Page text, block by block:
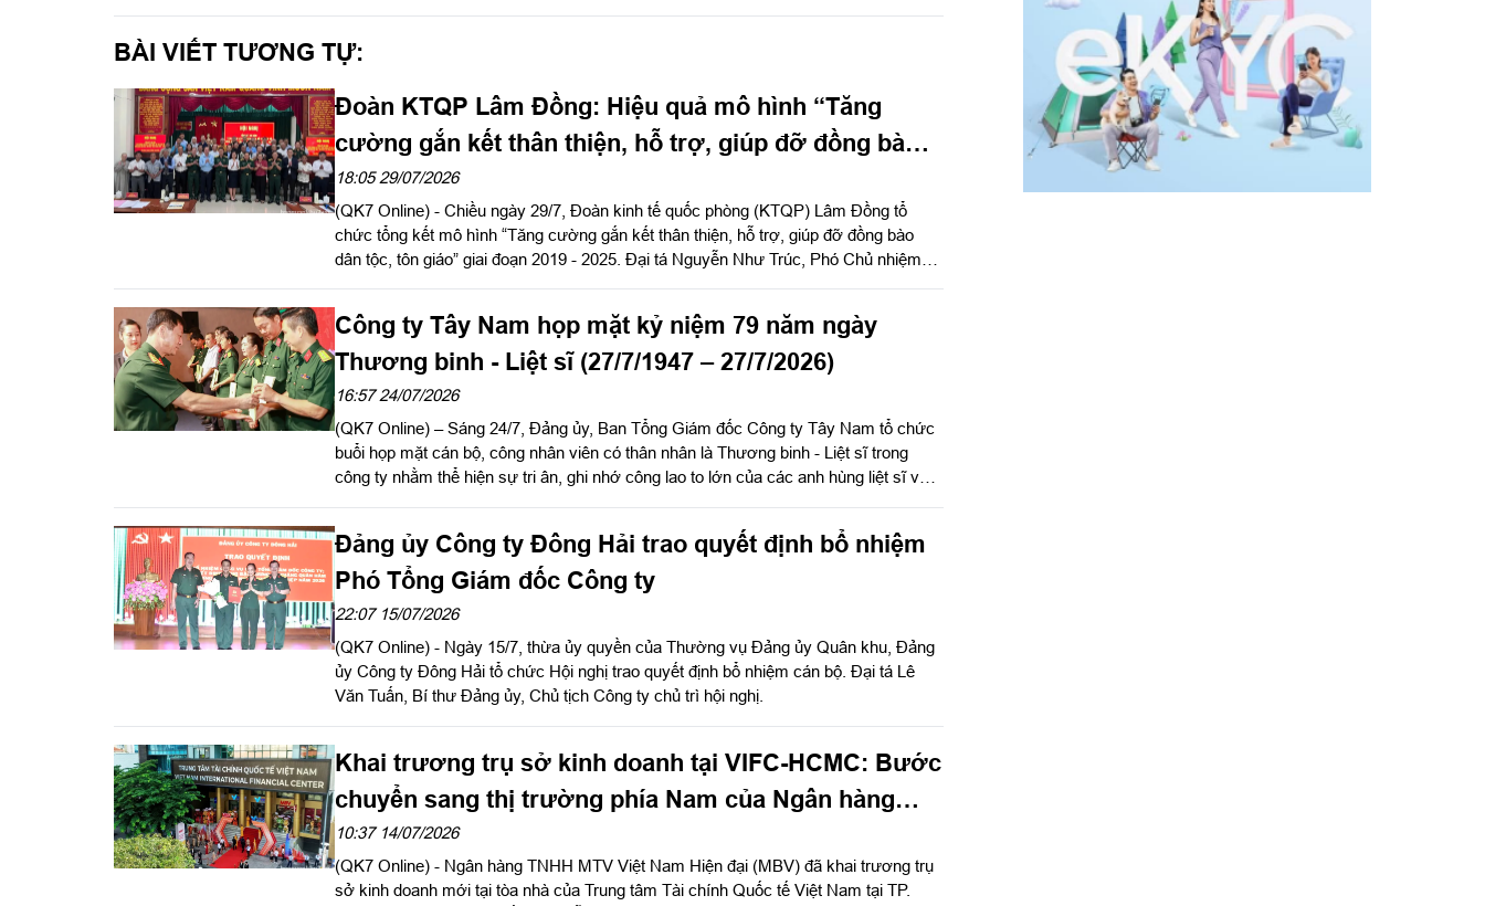
BÀI VIẾT TƯƠNG TỰ:
Đoàn KTQP Lâm Đồng: Hiệu quả mô hình “Tăng
cường gắn kết thân thiện, hỗ trợ, giúp đỡ đồng bào
dân tộc, tôn giáo”
18:05 29/07/2026
(QK7 Online) - Chiều ngày 29/7, Đoàn kinh tế quốc phòng (KTQP) Lâm Đồng tổ
chức tổng kết mô hình “Tăng cường gắn kết thân thiện, hỗ trợ, giúp đỡ đồng bào
dân tộc, tôn giáo” giai đoạn 2019 - 2025. Đại tá Nguyễn Như Trúc, Phó Chủ nhiệm
Công ty Tây Nam họp mặt kỷ niệm 79 năm ngày
Thương binh - Liệt sĩ (27/7/1947 – 27/7/2026)
16:57 24/07/2026
(QK7 Online) – Sáng 24/7, Đảng ủy, Ban Tổng Giám đốc Công ty Tây Nam tổ chức
buổi họp mặt cán bộ, công nhân viên có thân nhân là Thương binh - Liệt sĩ trong
công ty nhằm thể hiện sự tri ân, ghi nhớ công lao to lớn của các anh hùng liệt sĩ và
Đảng ủy Công ty Đông Hải trao quyết định bổ nhiệm
Phó Tổng Giám đốc Công ty
22:07 15/07/2026
(QK7 Online) - Ngày 15/7, thừa ủy quyền của Thường vụ Đảng ủy Quân khu, Đảng
ủy Công ty Đông Hải tổ chức Hội nghị trao quyết định bổ nhiệm cán bộ. Đại tá Lê
Văn Tuấn, Bí thư Đảng ủy, Chủ tịch Công ty chủ trì hội nghị.
Khai trương trụ sở kinh doanh tại VIFC-HCMC: Bước
chuyển sang thị trường phía Nam của Ngân hàng
MBV
10:37 14/07/2026
(QK7 Online) - Ngân hàng TNHH MTV Việt Nam Hiện đại (MBV) đã khai trương trụ
sở kinh doanh mới tại tòa nhà của Trung tâm Tài chính Quốc tế Việt Nam tại TP.